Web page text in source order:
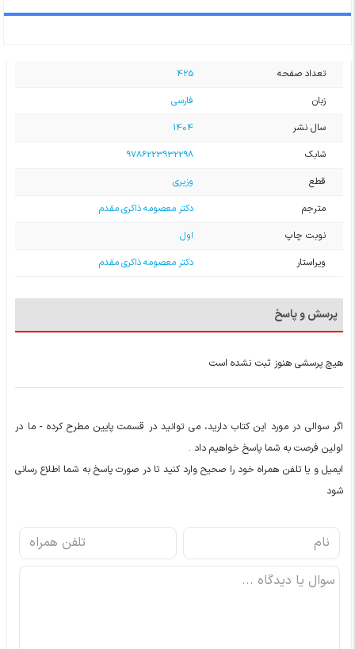
تعداد صفحه
425
زبان
فارسی
سال نشر
1404
شابک
9786223932298
قطع
وزیری
مترجم
دکتر معصومه ذاکری مقدم
نوبت چاپ
اول
ویراستار
دکتر معصومه ذاکری مقدم
پرسش و پاسخ
هیچ پرسشی هنوز ثبت نشده است
اگر سوالی در مورد این کتاب دارید، می توانید در قسمت پایین مطرح کرده - ما در
اولین فرصت به شما پاسخ خواهیم داد .
ایمیل و یا تلفن همراه خود را صحیح وارد کنید تا در صورت پاسخ به شما اطلاع رسانی
شود